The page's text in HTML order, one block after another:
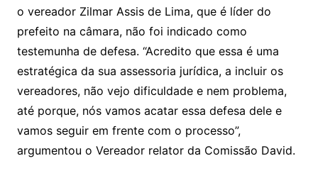
o vereador Zilmar Assis de Lima, que é líder do
prefeito na câmara, não foi indicado como
testemunha de defesa. “Acredito que essa é uma
estratégica da sua assessoria jurídica, a incluir os
vereadores, não vejo dificuldade e nem problema,
até porque, nós vamos acatar essa defesa dele e
vamos seguir em frente com o processo”,
argumentou o Vereador relator da Comissão David.